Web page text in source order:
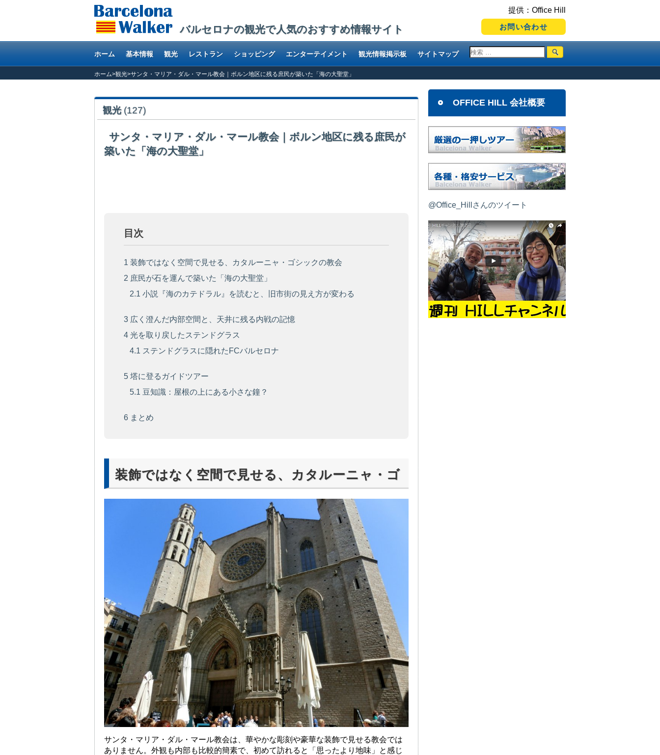
バルセロナの観光で人気のおすすめ情報サイト
提供：Office Hill
お問い合わせ
ホーム 基本情報 観光 レストラン ショッピング エンターテイメント 観光情報掲示板 サイトマップ
ホーム>観光>サンタ・マリア・ダル・マール教会｜ボルン地区に残る庶民が築いた「海の大聖堂」
観光 (127)
サンタ・マリア・ダル・マール教会｜ボルン地区に残る庶民が
築いた「海の大聖堂」
目次
1 装飾ではなく空間で見せる、カタルーニャ・ゴシックの教会
2 庶民が石を運んで築いた「海の大聖堂」
2.1 小説『海のカテドラル』を読むと、旧市街の見え方が変わる
3 広く澄んだ内部空間と、天井に残る内戦の記憶
4 光を取り戻したステンドグラス
4.1 ステンドグラスに隠れたFCバルセロナ
5 塔に登るガイドツアー
5.1 豆知識：屋根の上にある小さな鐘？
6 まとめ
装飾ではなく空間で見せる、カタルーニャ・ゴ
シックの教会
サンタ・マリア・ダル・マール教会は、華やかな彫刻や豪華な装飾で見せる教会では
ありません。外観も内部も比較的簡素で、初めて訪れると「思ったより地味」と感じ
OFFICE HILL 会社概要
@Office_Hillさんのツイート